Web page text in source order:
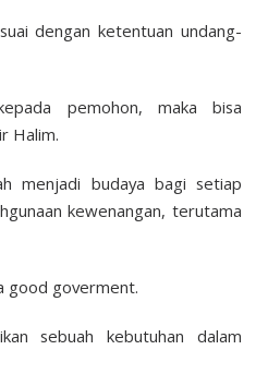
dengan ketentuan undang-
pemohon, maka bisa
Halim.
menjadi budaya bagi setiap
kewenangan, terutama
good goverment.
sebuah kebutuhan dalam